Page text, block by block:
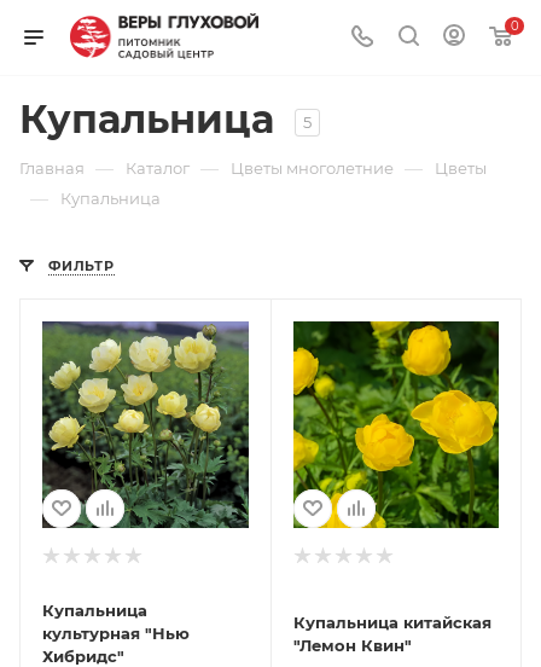
0
Купальница 5
Главная — Каталог — Цветы многолетние — Цветы
— Купальница
ФИЛЬТР
Купальница
культурная "Нью
Хибридс"
Купальница китайская
"Лемон Квин"